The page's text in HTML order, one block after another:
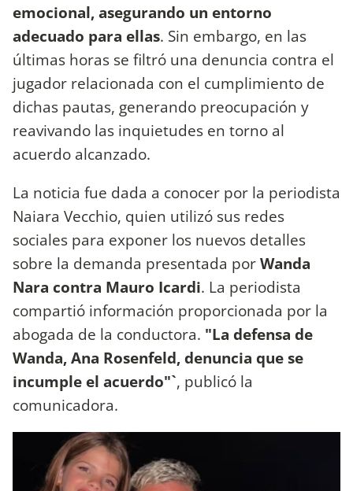
emocional, asegurando un entorno
adecuado para ellas. Sin embargo, en las
últimas horas se filtró una denuncia contra el
jugador relacionada con el cumplimiento de
dichas pautas, generando preocupación y
reavivando las inquietudes en torno al
acuerdo alcanzado.
La noticia fue dada a conocer por la periodista
Naiara Vecchio, quien utilizó sus redes
sociales para exponer los nuevos detalles
sobre la demanda presentada porWanda
Nara contra Mauro Icardi. La periodista
compartió información proporcionada por la
abogada de la conductora. "La defensa de
Wanda, Ana Rosenfeld, denuncia que se
incumple el acuerdo"`, publicó la
comunicadora.